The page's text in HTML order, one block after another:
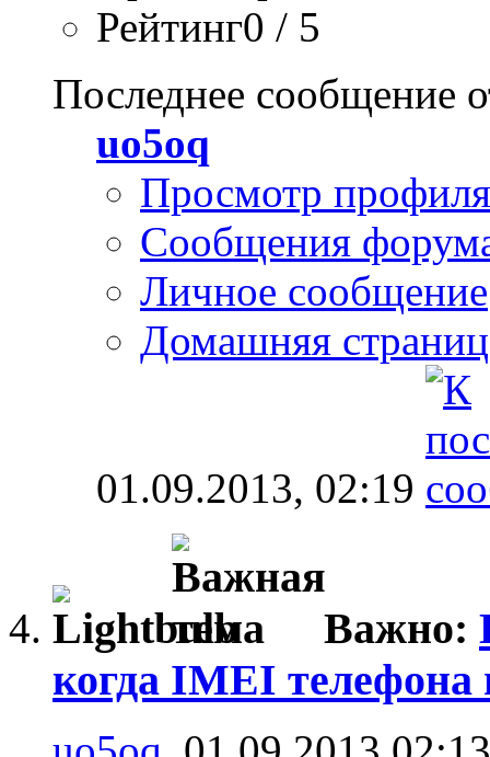
Рейтинг0 / 5
Последнее сообщение
uo5oq
Просмотр профиля
Сообщения
Личное сообщение
Домашняя
01.09.2013, 02:19
Важно:
когда IMEI телефона